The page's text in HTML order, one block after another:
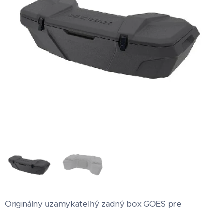
Originálny uzamykateľný zadný box GOES pre